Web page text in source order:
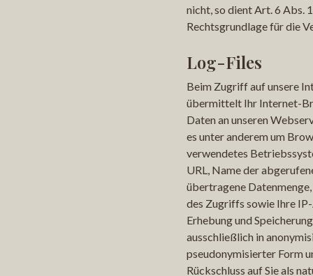
nicht, so dient Art. 6 Abs.
Rechtsgrundlage für die
Log-Files
Beim Zugriff auf unsere
übermittelt Ihr Internet-
Daten an unseren
es unter anderem um
verwendetes
URL, Name der
übertragene
des Zugriffs sowie Ihre
Erhebung und
ausschließlich in
pseudonymisierter Form
Rückschluss auf Sie als